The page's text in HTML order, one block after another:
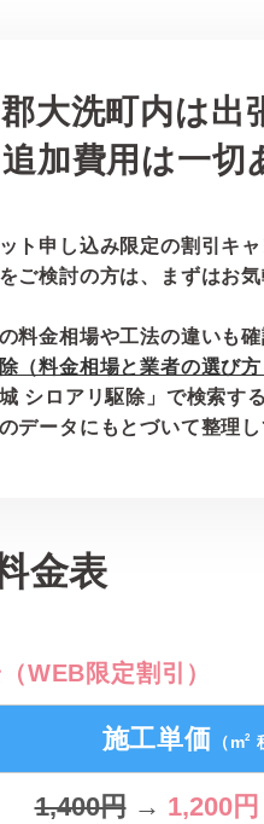
大洗町内は出
加費用は一切
ト申し込み限定の割引キ
ご検討の方は、まずはお
料金相場や工法の違いも
（料金相場と業者の選び方
シロアリ駆除」で検索す
データにもとづいて整理し
金表
WEB限定割引）
施工単価 （m2
1,400円→ 1,200円